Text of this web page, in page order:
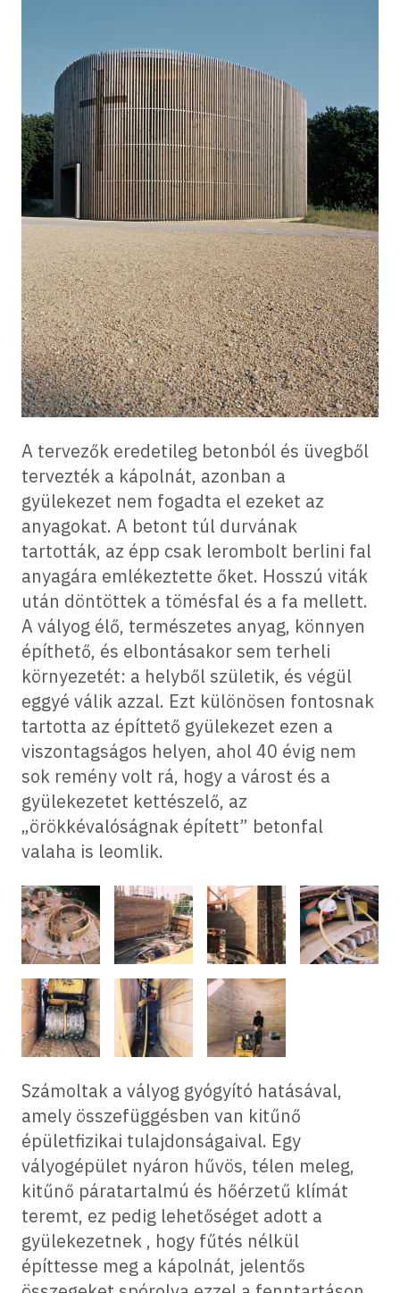
A tervezők eredetileg betonból és üvegből
tervezték a kápolnát, azonban a
gyülekezet nem fogadta el ezeket az
anyagokat. A betont túl durvának
tartották, az épp csak lerombolt berlini fal
anyagára emlékeztette őket. Hosszú viták
után döntöttek a tömésfal és a fa mellett.
A vályog élő, természetes anyag, könnyen
építhető, és elbontásakor sem terheli
környezetét: a helyből születik, és végül
eggyé válik azzal. Ezt különösen fontosnak
tartotta az építtető gyülekezet ezen a
viszontagságos helyen, ahol 40 évig nem
sok remény volt rá, hogy a várost és a
gyülekezetet kettészelő, az
„örökkévalóságnak épített” betonfal
valaha is leomlik.
Számoltak a vályog gyógyító hatásával,
amely összefüggésben van kitűnő
épületfizikai tulajdonságaival. Egy
vályogépület nyáron hűvös, télen meleg,
kitűnő páratartalmú és hőérzetű klímát
teremt, ez pedig lehetőséget adott a
gyülekezetnek , hogy fűtés nélkül
építtesse meg a kápolnát, jelentős